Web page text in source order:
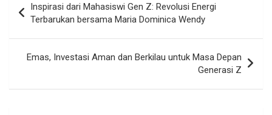
pos
Inspirasi dari Mahasiswi Gen Z: Revolusi Energi
Terbarukan bersama Maria Dominica Wendy
Emas, Investasi Aman dan Berkilau untuk Masa Depan
Generasi Z